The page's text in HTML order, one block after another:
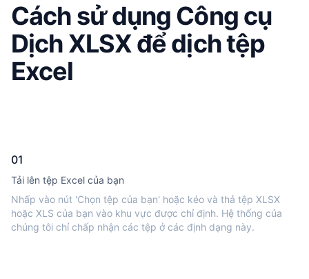
Cách sử dụng Công cụ
Dịch XLSX để dịch tệp
Excel
01
Tải lên tệp Excel của bạn
Nhấp vào nút 'Chọn tệp của bạn' hoặc kéo và thả tệp XLSX
hoặc XLS của bạn vào khu vực được chỉ định. Hệ thống của
chúng tôi chỉ chấp nhận các tệp ở các định dạng này.